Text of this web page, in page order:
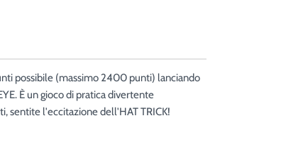
possibile (massimo 2400 punti) lanciando
È un gioco di pratica divertente
sentite l'eccitazione dell'HAT TRICK!